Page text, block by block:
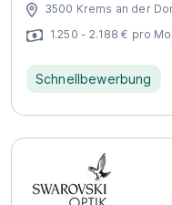
3500 Krems an der
1.250 - 2.188 € pro
Schnellbewerbung